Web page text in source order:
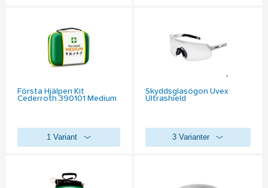
Första Hjälpen Kit
Cederroth 390101 Medium
1 Variant
Skyddsglasögon Uvex
Ultrashield
3 Varianter